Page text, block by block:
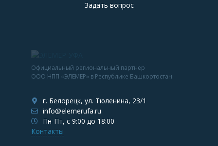
Задать вопрос
Официальный региональный партнер
ООО НПП «ЭЛЕМЕР» в Республике Башкортостан
г. Белорецк, ул. Тюленина, 23/1
info@elemerufa.ru
Пн-Пт, с 9:00 до 18:00
Контакты